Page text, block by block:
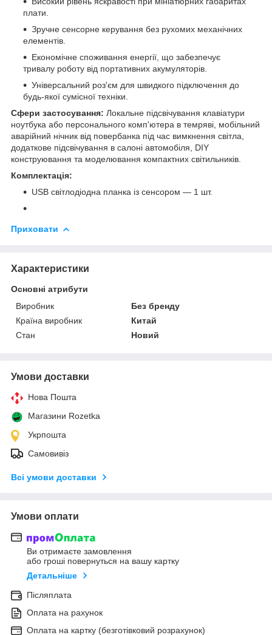
плати.
Зручне сенсорне керування без рухомих механічних
елементів.
Економічне споживання енергії, що забезпечує
тривалу роботу від портативних акумуляторів.
Універсальний роз'єм для швидкого підключення до
будь-якої сумісної техніки.
Сфери застосування: Локальне підсвічування клавіатури
ноутбука або персонального комп'ютера в темряві, мобільний
аварійний нічник від повербанка під час вимкнення світла,
додаткове підсвічування в салоні автомобіля, DIY
конструювання та моделювання компактних світильників.
Комплектація:
USB світлодіодна планка із сенсором — 1 шт.
Приховати
Характеристики
Основні атрибути
Виробник
Без бренду
Країна виробник
Китай
Стан
Новий
Умови доставки
Нова Пошта
Магазини Rozetka
Укрпошта
Самовивіз
Всі умови доставки
Умови оплати
Ви отримаєте замовлення
або гроші повернуться на вашу картку
Детальніше
Післяплата
Оплата на рахунок
Оплата на картку (безготівковий розрахунок)